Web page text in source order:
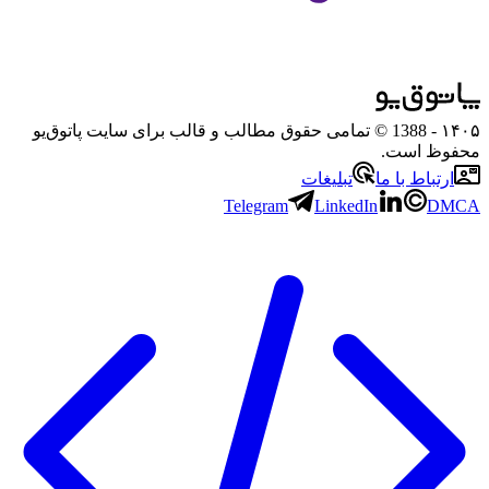
۱۴۰۵
- 1388 © تمامی حقوق مطالب و قالب برای سایت پاتوق‌یو
محفوظ است.
ارتباط با ما
تبلیغات
Telegram
LinkedIn DMCA